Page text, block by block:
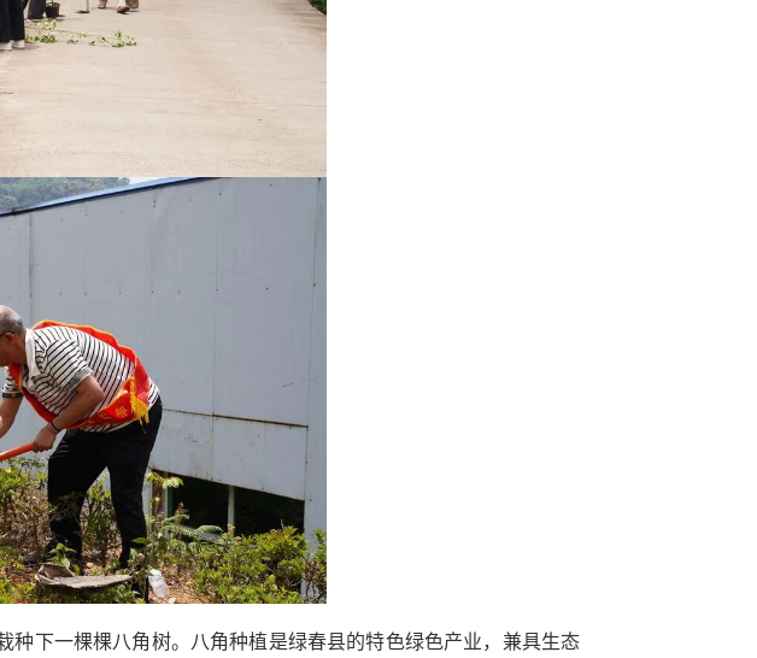
下一棵棵八角树。八角种植是绿春县的特色绿色产业，兼具生态